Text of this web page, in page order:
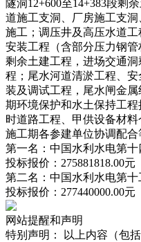
隧洞12+600至14+383段剩
道施工支洞、厂房施工支
施工；调压井及高压水道
安装工程（含部分压力钢
剩余土建工程，进场交通
程；尾水河道清淤工程、
装及调试工程，尾水闸金
期环境保护和水土保持工
时道路工程、甲供设备材
施工期各参建单位协调配合
第一名：中国水利水电第十
投标报价：275881818.00元
第二名：中国水利水电第十
投标报价：277440000.00元
网站提醒和声明
特别声明：
以上内容（包